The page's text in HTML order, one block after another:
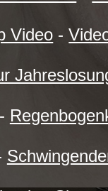
Video -
-